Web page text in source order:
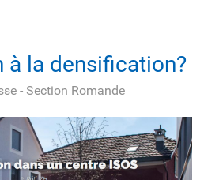
à la densification?
- Section Romande